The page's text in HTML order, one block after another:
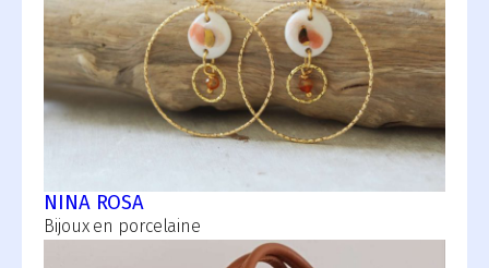
NINA ROSA
Bijoux en porcelaine